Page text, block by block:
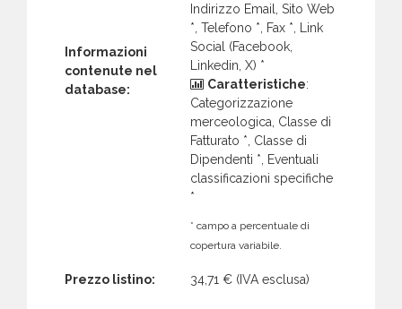
Informazioni
contenute nel
database:
Indirizzo Email, Sito Web
*, Telefono *, Fax *, Link
Social (Facebook,
Linkedin, X) *
Caratteristiche:
Categorizzazione
merceologica, Classe di
Fatturato *, Classe di
Dipendenti *, Eventuali
classificazioni specifiche
*
* campo a percentuale di
copertura variabile.
Prezzo listino: 34,71 € (IVA esclusa)